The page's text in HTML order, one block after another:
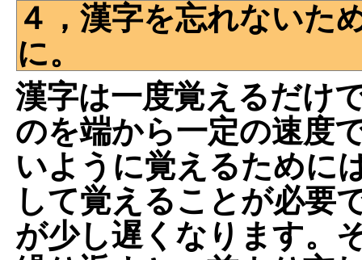
４，漢字を忘れないた
に。
漢字は一度覚えるだけ
のを端から一定の速度
いように覚えるために
して覚えることが必要
が少し遅くなります。